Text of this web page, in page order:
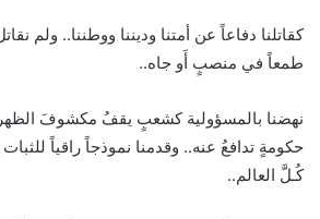
كقاتلنا دفاعاً عن أمتنا وديننا ووطننا.. ولم
طمعاً في منصبٍ أَو جاه..
نهضنا بالمسؤولية كشعبٍ يقفُ مكشوفَ الظهر
حكومةٍ تدافعُ عنه.. وقدمنا نموذجاً راقياً
كُـلَّ العالم..